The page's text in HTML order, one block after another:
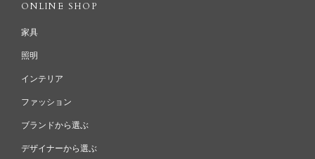
ONLINE SHOP
家具
照明
インテリア
ファッション
ブランドから選ぶ
デザイナーから選ぶ